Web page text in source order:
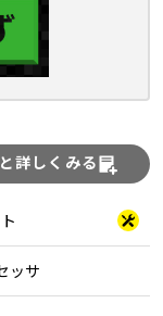
詳しくみる
ッサ